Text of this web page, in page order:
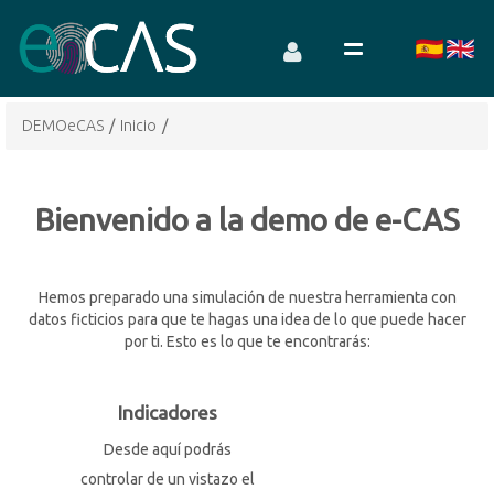
DEMOeCAS / Inicio /
Bienvenido a la demo de e-CAS
Hemos preparado una simulación de nuestra herramienta con
datos ficticios para que te hagas una idea de lo que puede hacer
por ti. Esto es lo que te encontrarás:
Indicadores
Desde aquí podrás
controlar de un vistazo el